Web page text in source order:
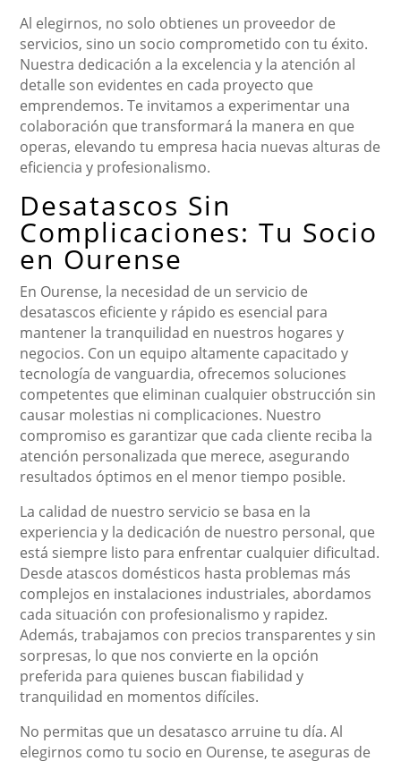
Al elegirnos, no solo obtienes un proveedor de
servicios, sino un socio comprometido con tu éxito.
Nuestra dedicación a la excelencia y la atención al
detalle son evidentes en cada proyecto que
emprendemos. Te invitamos a experimentar una
colaboración que transformará la manera en que
operas, elevando tu empresa hacia nuevas alturas de
eficiencia y profesionalismo.
Desatascos Sin
Complicaciones: Tu Socio
en Ourense
En Ourense, la necesidad de un servicio de
desatascos eficiente y rápido es esencial para
mantener la tranquilidad en nuestros hogares y
negocios. Con un equipo altamente capacitado y
tecnología de vanguardia, ofrecemos soluciones
competentes que eliminan cualquier obstrucción sin
causar molestias ni complicaciones. Nuestro
compromiso es garantizar que cada cliente reciba la
atención personalizada que merece, asegurando
resultados óptimos en el menor tiempo posible.
La calidad de nuestro servicio se basa en la
experiencia y la dedicación de nuestro personal, que
está siempre listo para enfrentar cualquier dificultad.
Desde atascos domésticos hasta problemas más
complejos en instalaciones industriales, abordamos
cada situación con profesionalismo y rapidez.
Además, trabajamos con precios transparentes y sin
sorpresas, lo que nos convierte en la opción
preferida para quienes buscan fiabilidad y
tranquilidad en momentos difíciles.
No permitas que un desatasco arruine tu día. Al
elegirnos como tu socio en Ourense, te aseguras de